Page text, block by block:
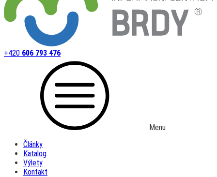
+420 606 793 476
Menu
Články
Katalog
Výlety
Kontakt